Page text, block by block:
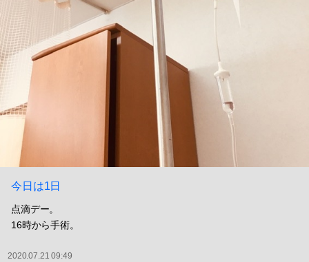
今日は1日
点滴デー。
16時から手術。
2020.07.21 09:49